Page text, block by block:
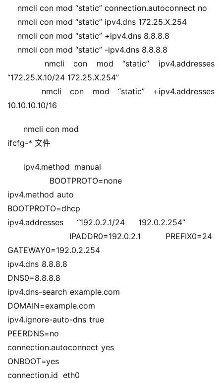
nmcli con mod “static” connection.autoconnect no
nmcli con mod “static” ipv4.dns 172.25.X.254
nmcli con mod “static” +ipv4.dns 8.8.8.8
nmcli con mod “static” -ipv4.dns 8.8.8.8
nmcli con mod “static” ipv4.addresses
“172.25.X.10/24 172.25.X.254”
nmcli con mod “static” +ipv4.addresses
10.10.10.10/16
nmcli con mod
ifcfg-* 文件
ipv4.method manual
BOOTPROTO=none
ipv4.method auto
BOOTPROTO=dhcp
ipv4.addresses “192.0.2.1/24 192.0.2.254”
IPADDR0=192.0.2.1  PREFIX0=24
GATEWAY0=192.0.2.254
ipv4.dns 8.8.8.8
DNS0=8.8.8.8
ipv4.dns-search example.com
DOMAIN=example.com
ipv4.ignore-auto-dns true
PEERDNS=no
connection.autoconnect yes
ONBOOT=yes
connection.id eth0